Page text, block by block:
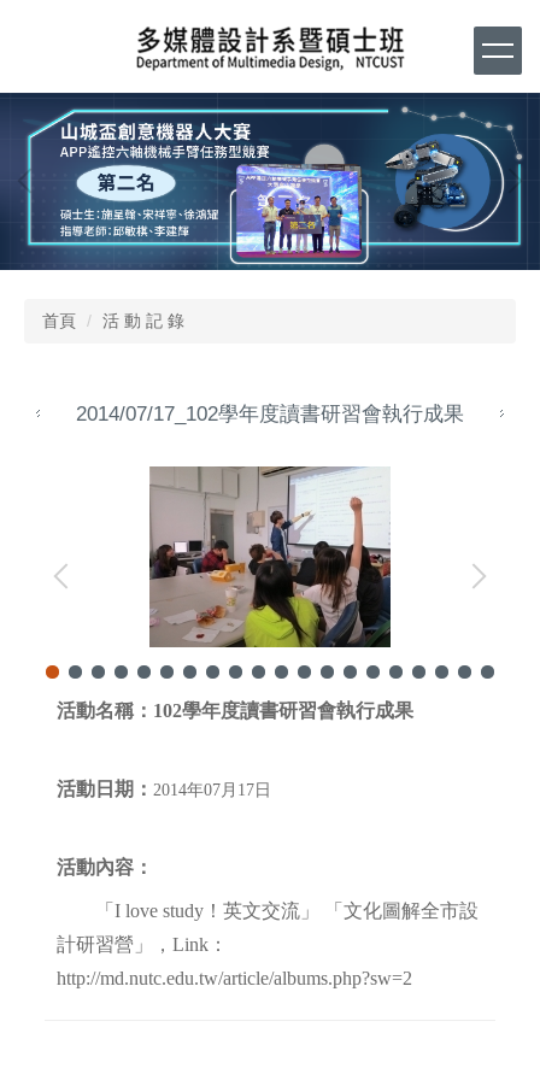
要
區
首頁 活 動 記 錄
2014/07/17_102學年度讀書研習會執行成果
活動名稱： 102學年度讀書研習會執行成果
活動日期： 2014年07月17日
活動內容：
「I love study！英文交流」 「文化圖解全市設
計研習營」，Link：
http://md.nutc.edu.tw/article/albums.php?sw=2